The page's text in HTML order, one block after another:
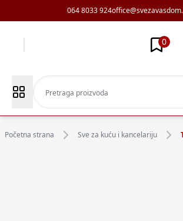
064 8033 924
0
Početna strana Sve za kuću i kancelariju